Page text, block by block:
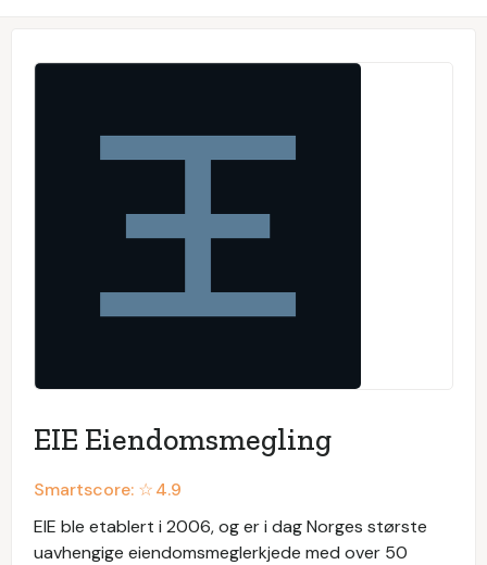
EIE Eiendomsmegling
Smartscore: ☆4.9
EIE ble etablert i 2006, og er i dag Norges største
uavhengige eiendomsmeglerkjede med over 50